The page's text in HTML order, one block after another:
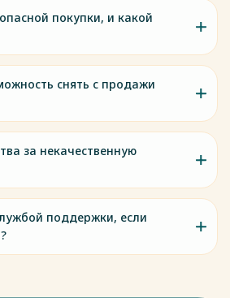
покупки, и какой
снять с продажи
за некачественную
поддержки, если